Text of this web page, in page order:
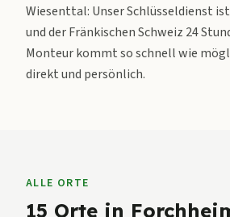
Wiesenttal: Unser Schlüsseldienst
und der Fränkischen Schweiz 24
Monteur kommt so schnell wie
direkt und persönlich.
ALLE ORTE
15 Orte in